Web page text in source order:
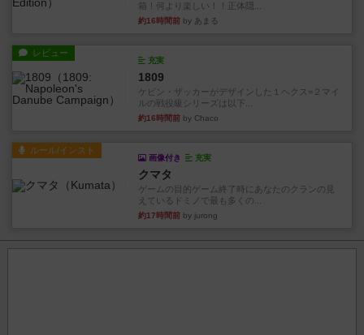
箱！何より楽しい！！正体隠...
約16時間前 by あまる
レビュー
充実
1809
ケビン・ザッカーがデザインした１ヘクス=２マイ
ルの戦役級シリーズは以下...
約16時間前 by Chaco
ルール/インスト
画像付き 充実
クマタ
ゲームの目的ゲーム終了時にあなたのクランの見
えているドミノで最も多くの...
約17時間前 by jurong